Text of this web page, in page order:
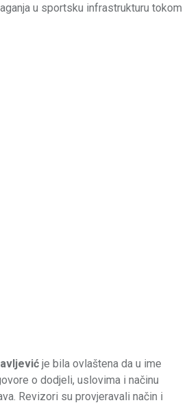
u sportsku infrastrukturu tokom
je bila ovlaštena da u ime
o dodjeli, uslovima i načinu
Revizori su provjeravali način i